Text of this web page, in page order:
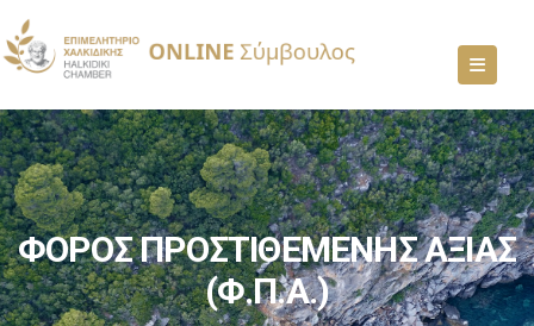
ΦΟΡΟΣ ΠΡΟΣΤΙΘΕΜΕΝΗΣ ΑΞΙΑΣ
(Φ.Π.Α.)